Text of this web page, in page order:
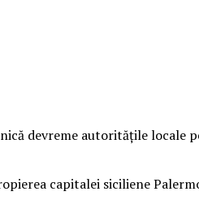
devreme autorităţile locale
capitalei siciliene